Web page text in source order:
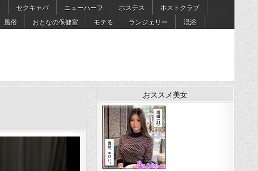
セクキャバ ニューハーフ ホステス
ホストクラブ
風俗 おとなの保健室 モテる ランジェリー 混浴
おススメ美女